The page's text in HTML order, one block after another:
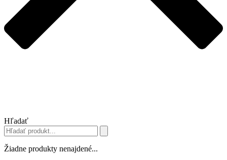
Hľadať
Žiadne produkty nenajdené...